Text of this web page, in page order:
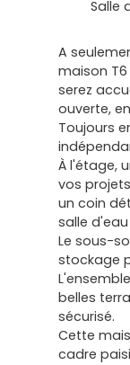
Salle
A
maison
serez
ouverte,
Toujours
À l'étage,
vos
un coin
salle
Le sous-
stockage
belles
sécurisé.
Cette
cadre